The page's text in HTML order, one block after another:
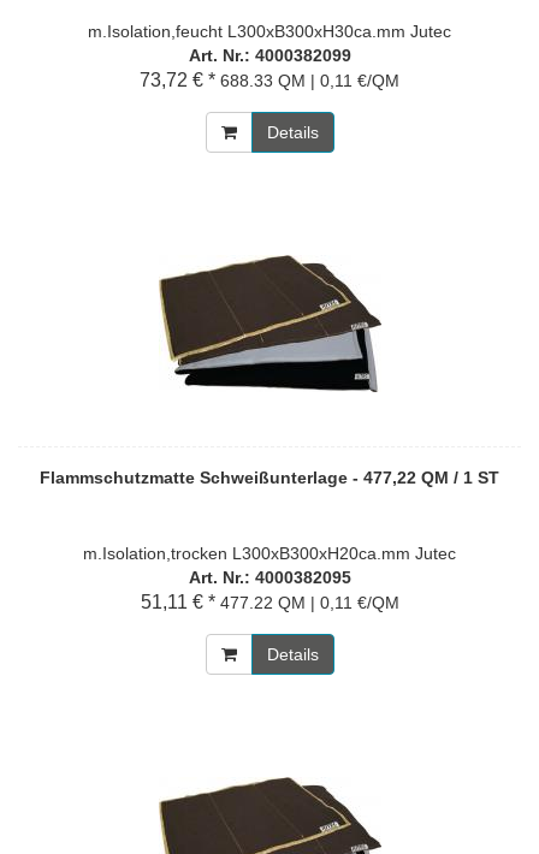
m.Isolation,feucht L300xB300xH30ca.mm Jutec
Art. Nr.: 4000382099
73,72 € * 688.33 QM | 0,11 €/QM
Details
Flammschutzmatte Schweißunterlage - 477,22 QM / 1 ST
m.Isolation,trocken L300xB300xH20ca.mm Jutec
Art. Nr.: 4000382095
51,11 € * 477.22 QM | 0,11 €/QM
Details